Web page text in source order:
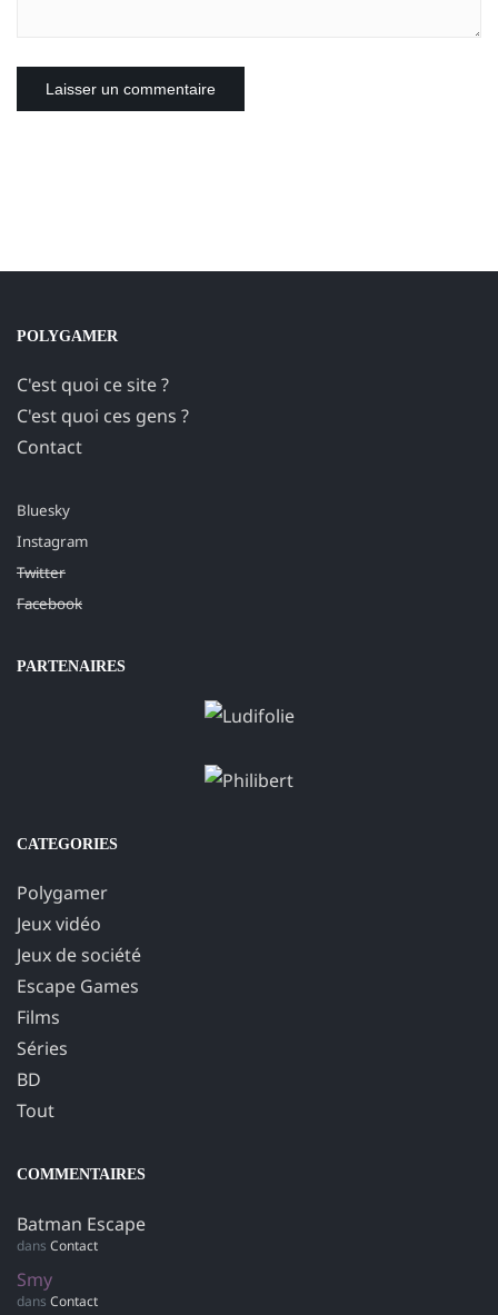
POLYGAMER
C'est quoi ce site ?
C'est quoi ces gens ?
Contact
Bluesky
Instagram
Twitter
Facebook
PARTENAIRES
CATEGORIES
Polygamer
Jeux vidéo
Jeux de société
Escape Games
Films
Séries
BD
Tout
COMMENTAIRES
Batman Escape
dans Contact
Smy
dans Contact